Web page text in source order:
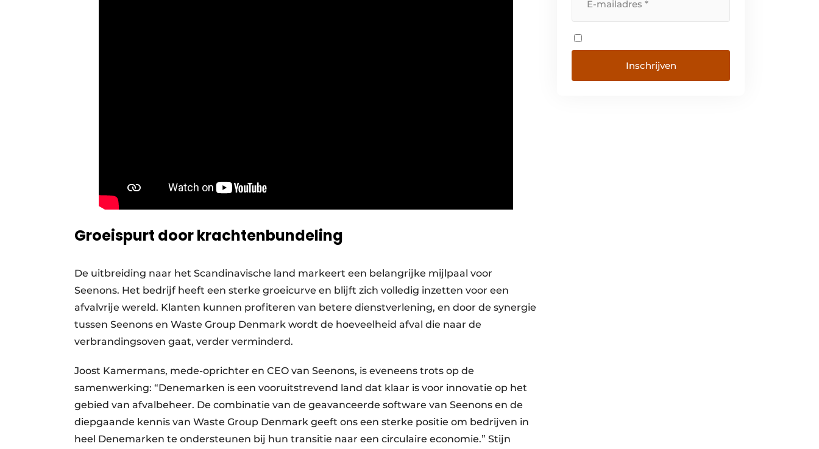
Groeispurt door krachtenbundeling
De uitbreiding naar het Scandinavische land markeert een belangrijke mijlpaal voor
Seenons. Het bedrijf heeft een sterke groeicurve en blijft zich volledig inzetten voor een
afvalvrije wereld. Klanten kunnen profiteren van betere dienstverlening, en door de synergie
tussen Seenons en Waste Group Denmark wordt de hoeveelheid afval die naar de
verbrandingsoven gaat, verder verminderd.
Joost Kamermans, mede-oprichter en CEO van Seenons, is eveneens trots op de
samenwerking: “Denemarken is een vooruitstrevend land dat klaar is voor innovatie op het
gebied van afvalbeheer. De combinatie van de geavanceerde software van Seenons en de
diepgaande kennis van Waste Group Denmark geeft ons een sterke positie om bedrijven in
heel Denemarken te ondersteunen bij hun transitie naar een circulaire economie.” Stijn